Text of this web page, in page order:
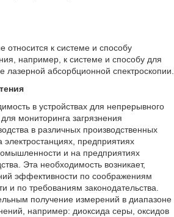
относится к системе и способу
например, к системе и способу для
лазерной абсорбционной спектроскопии.
в устройствах для непрерывного
мониторинга загрязнения
в различных производственных
предприятиях
и на предприятиях
Эта необходимость возникает,
эффективности по соображениям
и по требованиям законодательства.
получение измерений в диапазоне
например: диоксида серы, оксидов